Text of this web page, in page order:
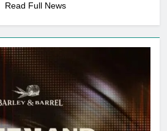
Read Full News